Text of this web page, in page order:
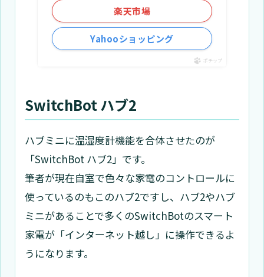
楽天市場
Yahooショッピング
ポチップ
SwitchBot ハブ2
ハブミニに温湿度計機能を合体させたのが
「SwitchBot ハブ2」です。
筆者が現在自室で色々な家電のコントロールに
使っているのもこのハブ2ですし、ハブ2やハブ
ミニがあることで多くのSwitchBotのスマート
家電が「インターネット越し」に操作できるよ
うになります。